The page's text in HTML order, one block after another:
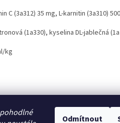
Odmítnout
C (3a312) 35 mg, L-karnitin (3a310)
(1a330), kyselina DL-jablečná
kg